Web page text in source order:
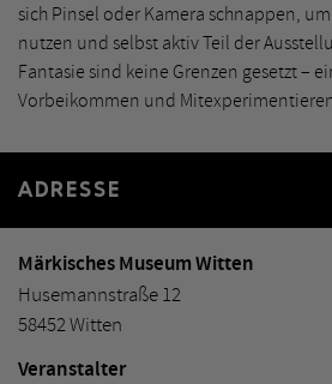
sich Pinsel oder Kamera schnappen,
nutzen und selbst aktiv Teil der
Fantasie sind keine Grenzen gesetzt –
Vorbeikommen und
ADRESSE
Märkisches Museum Witten
Husemannstraße 12
58452 Witten
Veranstalter